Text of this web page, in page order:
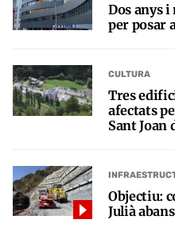
Dos anys
per posar
CULTURA
Tres
afectats
Sant Joan
Objectiu:
Julià